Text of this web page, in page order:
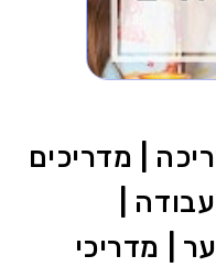
| מדריכים
|
| מדריכי